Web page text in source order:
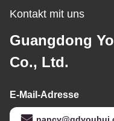
Kontakt mit uns
Guangdong
Co., Ltd.
E-Mail-Adresse